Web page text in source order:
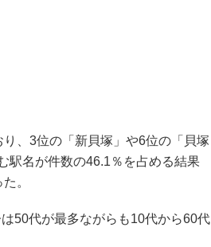
、3位の「新貝塚」や6位の「貝塚
駅名が件数の46.1％を占める結果
。
50代が最多ながらも10代から60代